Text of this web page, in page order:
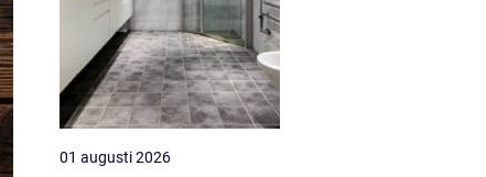
01 augusti 2026